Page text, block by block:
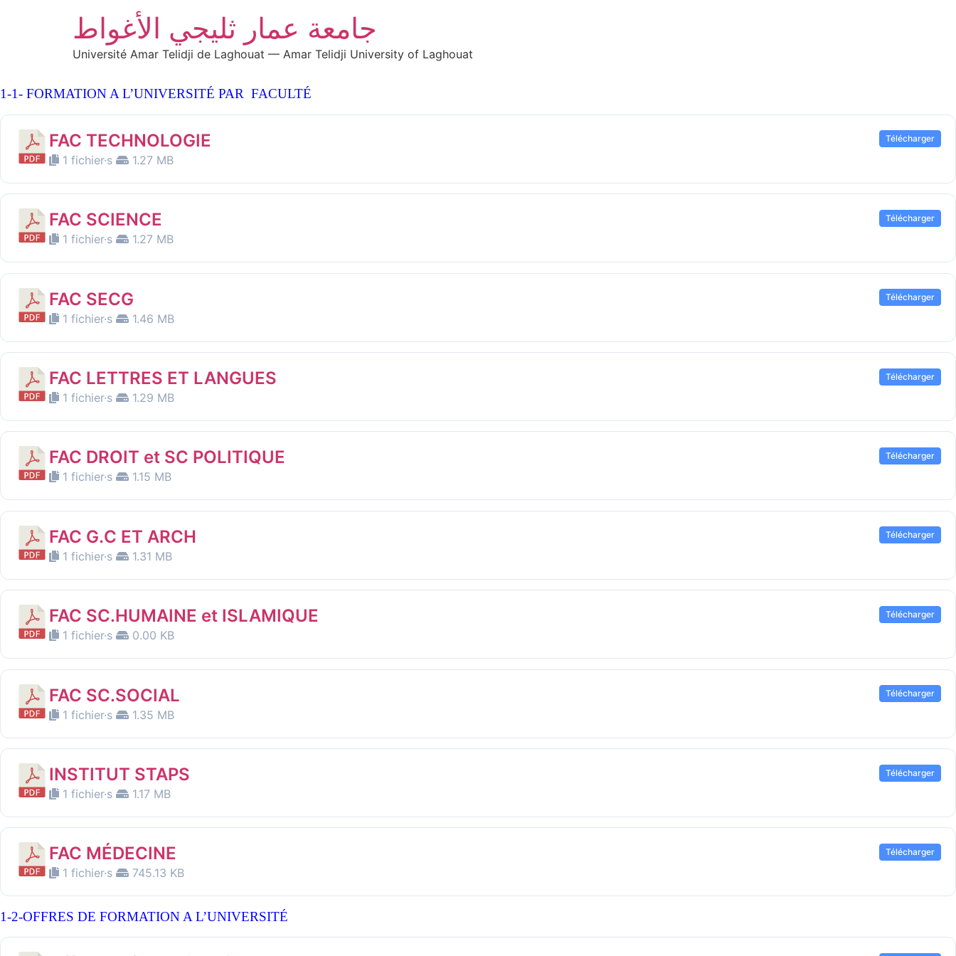
جامعة عمار ثليجي الأغواط
Université Amar Telidji de Laghouat — Amar Telidji University of Laghouat
1-1- FORMATION A L’UNIVERSITÉ PAR FACULTÉ
FAC TECHNOLOGIE
1 fichier·s 1.27 MB
Télécharger
FAC SCIENCE
1 fichier·s 1.27 MB
Télécharger
FAC SECG
1 fichier·s 1.46 MB
Télécharger
FAC LETTRES ET LANGUES
1 fichier·s 1.29 MB
Télécharger
FAC DROIT et SC POLITIQUE
1 fichier·s 1.15 MB
Télécharger
FAC G.C ET ARCH
1 fichier·s 1.31 MB
Télécharger
FAC SC.HUMAINE et ISLAMIQUE
1 fichier·s 0.00 KB
Télécharger
FAC SC.SOCIAL
1 fichier·s 1.35 MB
Télécharger
INSTITUT STAPS
1 fichier·s 1.17 MB
Télécharger
FAC MÉDECINE
1 fichier·s 745.13 KB
Télécharger
1-2-OFFRES DE FORMATION A L’UNIVERSITÉ